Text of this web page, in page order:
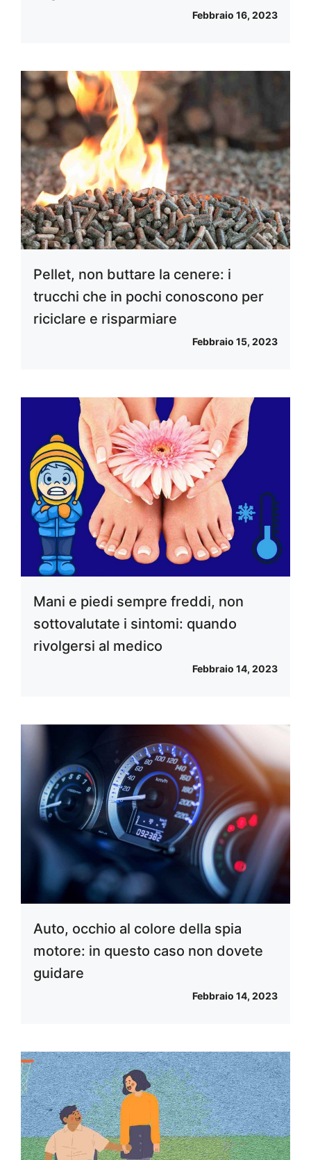
Febbraio 16, 2023
Pellet, non buttare la cenere: i
trucchi che in pochi conoscono per
riciclare e risparmiare
Febbraio 15, 2023
Mani e piedi sempre freddi, non
sottovalutate i sintomi: quando
rivolgersi al medico
Febbraio 14, 2023
Auto, occhio al colore della spia
motore: in questo caso non dovete
guidare
Febbraio 14, 2023